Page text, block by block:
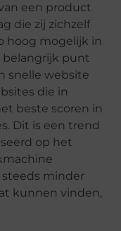
een product
die zij zichzelf
hoog mogelijk in
belangrijk punt
snelle website
die in
beste scoren in
Dit is een trend
op het
minder
kunnen vinden,